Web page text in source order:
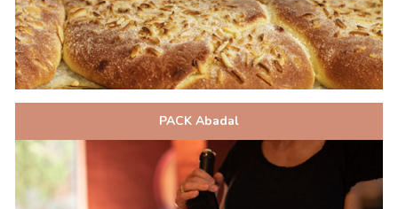
PACK Abadal